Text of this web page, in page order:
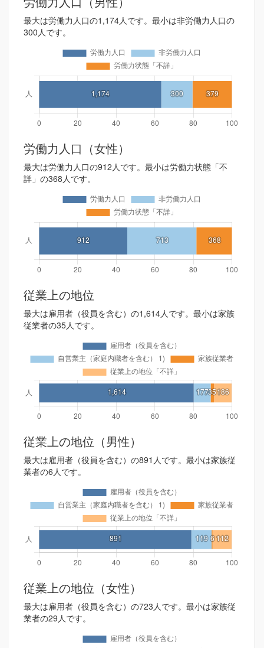
最大は労働力人口の1,174人です。最小は非労働力人口の
300人です。
労働力人口（女性）
最大は労働力人口の912人です。最小は労働力状態「不
詳」の368人です。
従業上の地位
最大は雇用者（役員を含む）の1,614人です。最小は家族
従業者の35人です。
従業上の地位（男性）
最大は雇用者（役員を含む）の891人です。最小は家族従
業者の6人です。
従業上の地位（女性）
最大は雇用者（役員を含む）の723人です。最小は家族従
業者の29人です。